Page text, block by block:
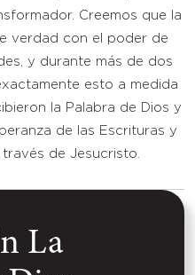
Creemos que la
verdad con el poder de
y durante más de dos
esto a medida
la Palabra de Dios y
de las Escrituras y
de Jesucristo.
La